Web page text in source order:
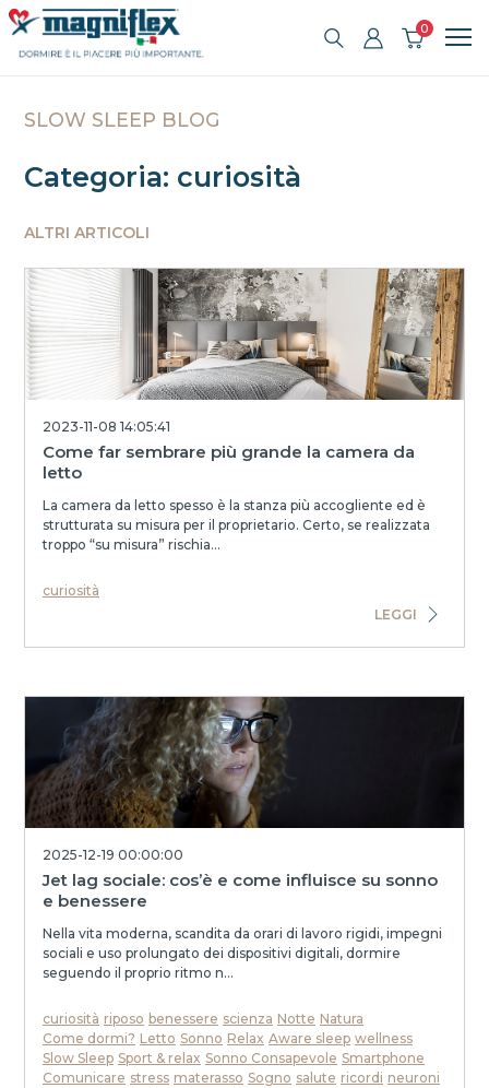
0
SLOW SLEEP BLOG
Categoria: curiosità
ALTRI ARTICOLI
2023-11-08 14:05:41
Come far sembrare più grande la camera da
letto
La camera da letto spesso è la stanza più accogliente ed è
strutturata su misura per il proprietario. Certo, se realizzata
troppo “su misura” rischia...
curiosità
LEGGI
2025-12-19 00:00:00
Jet lag sociale: cos’è e come influisce su sonno
e benessere
Nella vita moderna, scandita da orari di lavoro rigidi, impegni
sociali e uso prolungato dei dispositivi digitali, dormire
seguendo il proprio ritmo n...
curiosità riposo benessere scienza Notte Natura
Come dormi? Letto Sonno Relax Aware sleep wellness
Slow Sleep Sport & relax Sonno Consapevole Smartphone
Comunicare stress materasso Sogno salute ricordi neuroni